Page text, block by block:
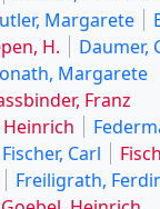
Margarete
H.
Daumer,
Margarete
Franz
Heinrich
Fischer, Carl
Freiligrath,